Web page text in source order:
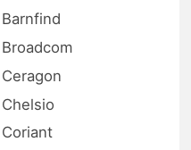
Barnfind
Broadcom
Ceragon
Chelsio
Coriant